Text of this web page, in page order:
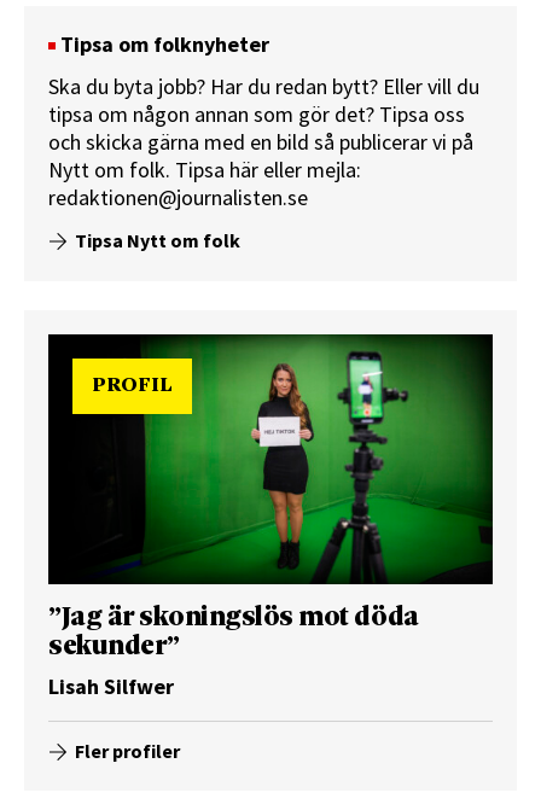
Tipsa om folknyheter
Ska du byta jobb? Har du redan bytt? Eller vill du
tipsa om någon annan som gör det? Tipsa oss
och skicka gärna med en bild så publicerar vi på
Nytt om folk. Tipsa här eller mejla:
redaktionen@journalisten.se
Tipsa Nytt om folk
PROFIL
”Jag är skoningslös mot döda
sekunder”
Lisah Silfwer
Fler profiler